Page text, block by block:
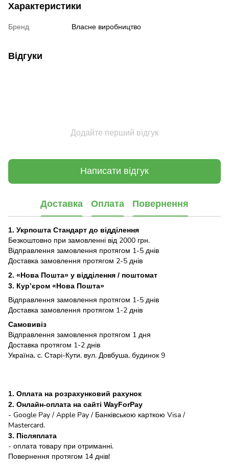
Характеристики
Бренд Власне виробництво
Відгуки
Додайте перший відгук
Написати відгук
Доставка Оплата Повернення
1. Укрпошта Стандарт до відділення
Безкоштовно при замовленні від 2000 грн.
Відправлення замовлення протягом 1-5 днів
Доставка замовлення протягом 2-5 днів
2. «Нова Пошта» у відділення / поштомат
3. Кур’єром «Нова Пошта»
Відправлення замовлення протягом 1-5 днів
Доставка замовлення протягом 1-2 днів
Самовивіз
Відправлення замовлення протягом 1 дня
Доставка протягом 1-2 днів
Україна, с. Старі-Кути, вул. Довбуша, будинок 9
1. Оплата на розрахунковий рахунок
2. Онлайн-оплата на сайті WayForPay
- Google Pay / Apple Pay / Банківською карткою Visa /
Mastercard.
3. Післяплата
- оплата товару при отриманні.
Повернення протягом 14 днів!